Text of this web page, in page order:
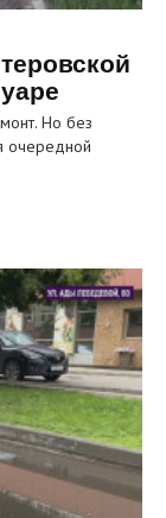
Но без
очередной